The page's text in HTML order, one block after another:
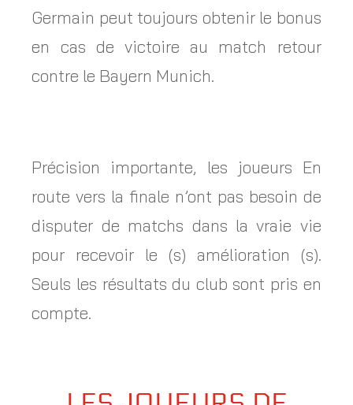
Germain peut toujours obtenir le bonus
en cas de victoire au match retour
contre le Bayern Munich.
Précision importante, les joueurs En
route vers la finale n’ont pas besoin de
disputer de matchs dans la vraie vie
pour recevoir le (s) amélioration (s).
Seuls les résultats du club sont pris en
compte.